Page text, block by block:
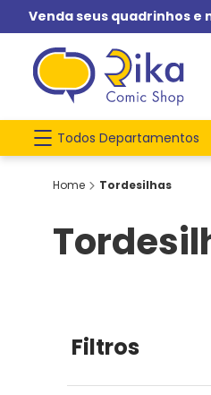
Venda seus quadrinhos e
Todos Departamentos
Tordesilhas
Filtros